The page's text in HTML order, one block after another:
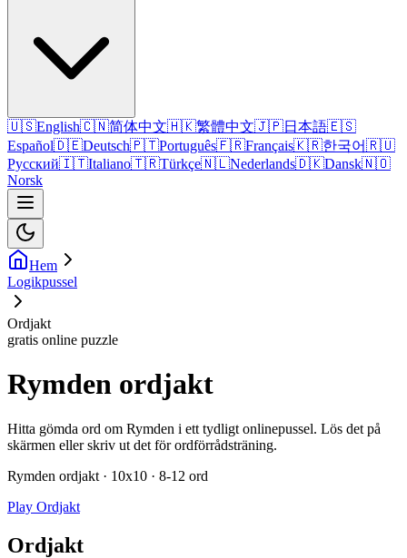
🇺🇸English🇨🇳简体中文🇭🇰繁體中文🇯🇵日本語🇪🇸
Español🇩🇪Deutsch🇵🇹Português🇫🇷Français🇰🇷한국어🇷🇺
Русский🇮🇹Italiano🇹🇷Türkçe🇳🇱Nederlands🇩🇰Dansk🇳🇴
Norsk
Hem
Logikpussel
Ordjakt
gratis online puzzle
Rymden ordjakt
Hitta gömda ord om Rymden i ett tydligt onlinepussel. Lös det på
skärmen eller skriv ut det för ordförrådsträning.
Rymden ordjakt · 10x10 · 8-12 ord
Play Ordjakt
Ordjakt